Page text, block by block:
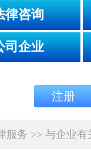
律咨询
司企业
注册
服务 >> 与企业有